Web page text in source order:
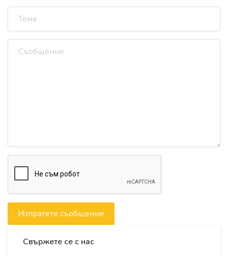
Изпратете съобщение
Свържете се с нас